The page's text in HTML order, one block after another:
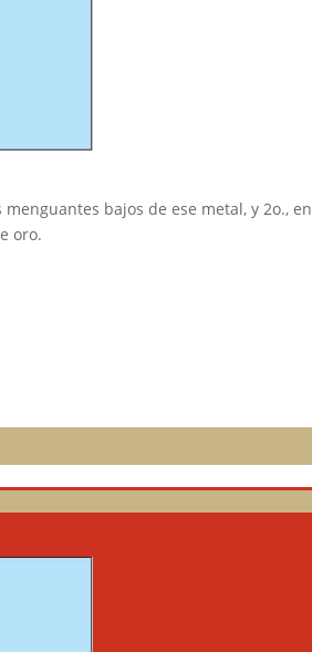
bajos de ese metal, y 2o., en
oro.